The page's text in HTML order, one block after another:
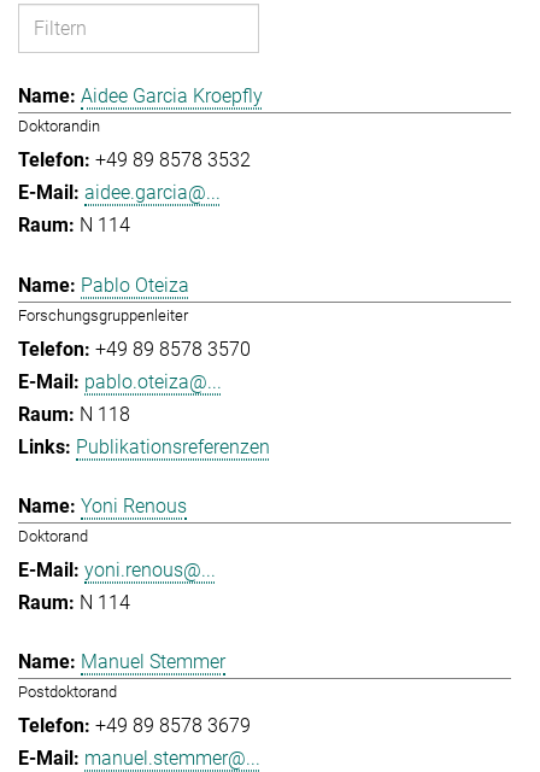
Aidee Garcia Kroepfly
Doktorandin
+49 89 8578 3532
aidee.garcia@...
N 114
Pablo Oteiza
Forschungsgruppenleiter
+49 89 8578 3570
pablo.oteiza@...
N 118
Publikationsreferenzen
Yoni Renous
Doktorand
yoni.renous@...
N 114
Manuel Stemmer
Postdoktorand
+49 89 8578 3679
manuel.stemmer@...